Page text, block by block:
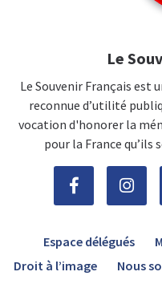
Le
Le Souvenir Français est
reconnue d’utilité
vocation d'honorer la
pour la France qu’ils
Espace délégués
Droit à l’image
Nous